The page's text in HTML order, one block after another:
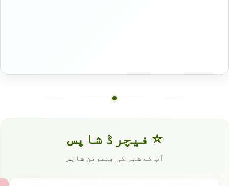
⭐ فیچرڈ شاپس
آپ کے شہر کی بہترین شاپس